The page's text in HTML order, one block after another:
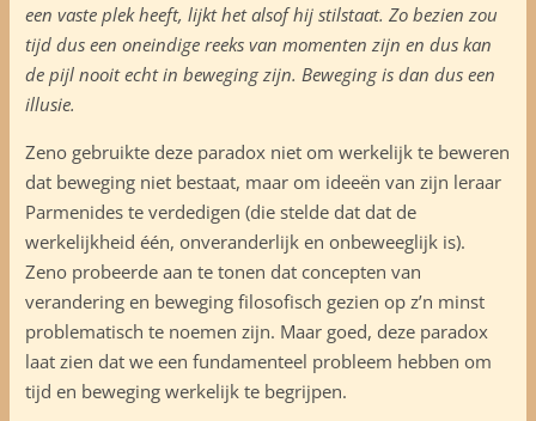
een vaste plek heeft, lijkt het alsof hij stilstaat. Zo bezien zou
tijd dus een oneindige reeks van momenten zijn en dus kan
de pijl nooit echt in beweging zijn. Beweging is dan dus een
illusie.
Zeno gebruikte deze paradox niet om werkelijk te beweren
dat beweging niet bestaat, maar om ideeën van zijn leraar
Parmenides te verdedigen (die stelde dat dat de
werkelijkheid één, onveranderlijk en onbeweeglijk is).
Zeno probeerde aan te tonen dat concepten van
verandering en beweging filosofisch gezien op z’n minst
problematisch te noemen zijn. Maar goed, deze paradox
laat zien dat we een fundamenteel probleem hebben om
tijd en beweging werkelijk te begrijpen.